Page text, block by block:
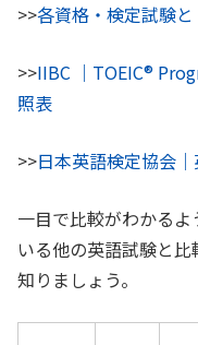
>>各資格・検定試験と
>>IIBC ｜TOEIC®
照表
>>日本英語検定協会
一目で比較がわかる
いる他の英語試験と
知りましょう。